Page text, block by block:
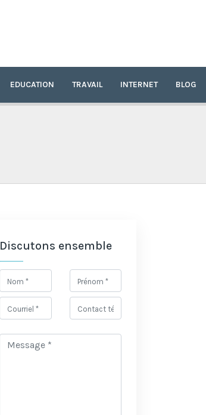
EDUCATION TRAVAIL INTERNET BLOG
Discutons ensemble